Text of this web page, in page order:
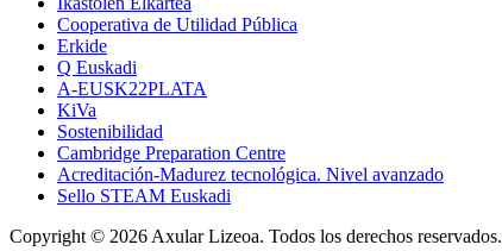
Cooperativa de Utilidad Pública
Erkide
Q Euskadi
A-EUSK22PLATA
KiVa
Sostenibilidad
Cambridge Preparation Centre
Acreditación-Madurez tecnológica. Nivel avanzado
Sello STEAM Euskadi
Copyright © 2026 Axular Lizeoa. Todos los derechos reservados.